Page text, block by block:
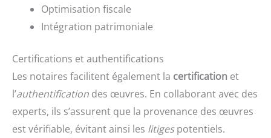
Optimisation fiscale
Intégration patrimoniale
Certifications et authentifications
Les notaires facilitent également la certification et
l’authentification des œuvres. En collaborant avec des
experts, ils s’assurent que la provenance des œuvres
est vérifiable, évitant ainsi les litigespotentiels.